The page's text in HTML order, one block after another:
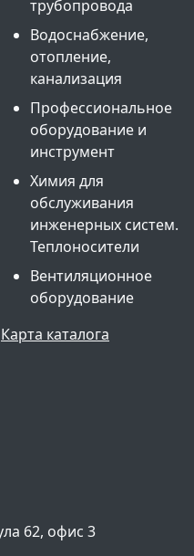
трубопровода
Водоснабжение,
отопление,
канализация
Профессиональное
оборудование и
инструмент
Химия для
обслуживания
инженерных систем.
Теплоносители
Вентиляционное
оборудование
Карта каталога
62, офис 3